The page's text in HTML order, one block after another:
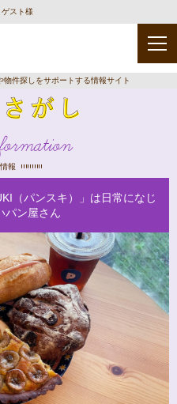
ゲスト様
件探しをサポートする情報サイト
報
（パンスキ）」は日常になじ
パン屋さん